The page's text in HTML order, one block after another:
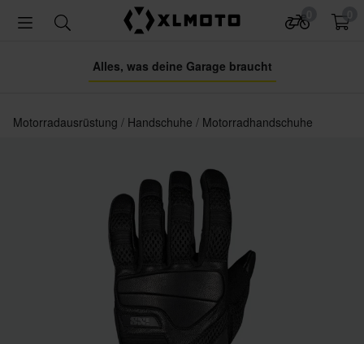
Alles, was deine Garage braucht
Motorradausrüstung Handschuhe Motorradhandschuhe